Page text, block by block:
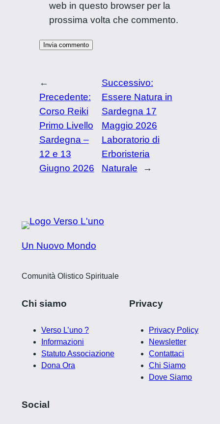
web in questo browser per la
prossima volta che commento.
←
Precedente:
Corso Reiki
Primo Livello
Sardegna –
12 e 13
Giugno 2026
Successivo:
Essere Natura in
Sardegna 17
Maggio 2026
Laboratorio di
Erboristeria
Naturale
→
Un Nuovo Mondo
Comunità Olistico Spirituale
Chi siamo
Verso L’uno ?
Informazioni
Statuto Associazione
Dona Ora
Privacy
Privacy Policy
Newsletter
Contattaci
Chi Siamo
Dove Siamo
Social